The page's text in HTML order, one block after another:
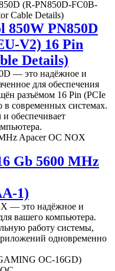
850W PN850D
V2) 16 Pin
Details)
— это надёжное и
для обеспечения
разъёмом 16 Pin (PCIe
в современных системах.
и обеспечивает
Gb 5600 MHz
1)
— это надёжное и
вашего компьютера.
работу системы,
одновременно